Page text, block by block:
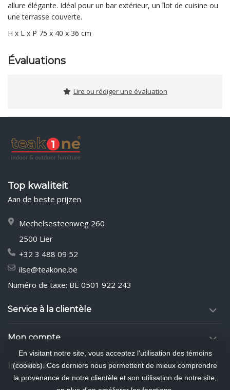
allure élégante. Idéal pour un bar extérieur, un îlot de cuisine ou
une terrasse couverte.
H x L x P 75 x 40 x 36 cm
Évaluations
Lire ou rédiger une évaluation
Top kwaliteit
Aan de beste prijzen
Mechelsesteenweg 260
2500 Lier
+32 3 488 09 52
ilse@teakone.be
Numéro de taxe: BE 0501 922 243
Service à la clientèle
Mon compte
Infolettre
En visitant notre site, vous acceptez l'utilisation des témoins
(cookies). Ces derniers nous permettent de mieux comprendre
la provenance de notre clientèle et son utilisation de notre site,